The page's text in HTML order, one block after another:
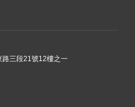
路三段21號12樓之一